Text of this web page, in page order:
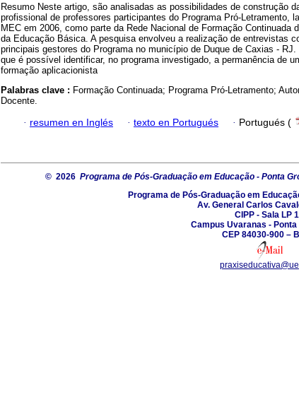
Resumo Neste artigo, são analisadas as possibilidades de construção
profissional de professores participantes do Programa Pró-Letramento,
MEC em 2006, como parte da Rede Nacional de Formação Continuada
da Educação Básica. A pesquisa envolveu a realização de entrevistas
principais gestores do Programa no município de Duque de Caxias - RJ.
que é possível identificar, no programa investigado, a permanência de
formação aplicacionista
Palabras clave : Formação Continuada; Programa Pró-Letramento;
Docente.
· resumen en Inglés · texto en Portugués · Portugués (
© 2026 Programa de Pós-Graduação em Educação - Ponta
Programa de Pós-Graduação em
Av. General Carlos
CIPP - Sala LP
Campus Uvaranas - Ponta
CEP 84030-900 –